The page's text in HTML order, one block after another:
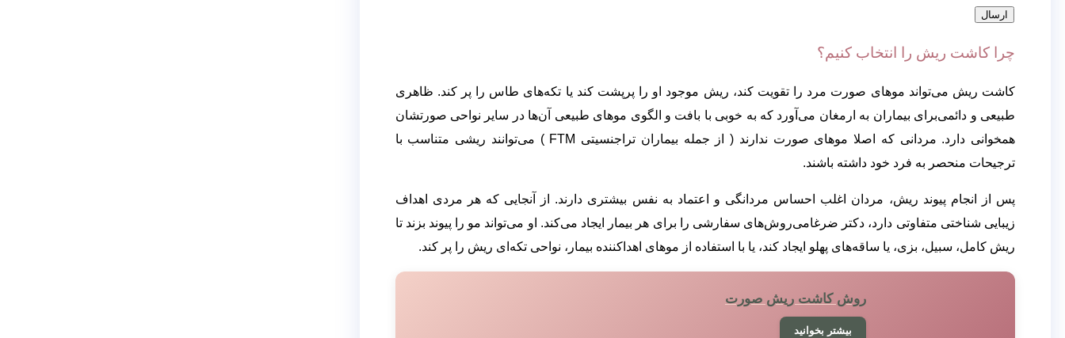
چرا کاشت ریش را انتخاب کنیم؟
کاشت ریش می‌تواند موهای صورت مرد را تقویت کند، ریش موجود او را پرپشت کند یا تکه‌های طاس را پر کند. ظاهری
طبیعی و دائمی‌برای بیماران به ارمغان می‌آورد که به خوبی با بافت و الگوی موهای طبیعی آن‌ها در سایر نواحی صورتشان
همخوانی دارد. مردانی که اصلا موهای صورت ندارند ( از جمله بیماران تراجنسیتی FTM ) می‌توانند ریشی متناسب با
ترجیحات منحصر به فرد خود داشته باشند.
پس از انجام پیوند ریش، مردان اغلب احساس مردانگی و اعتماد به نفس بیشتری دارند. از آنجایی که هر مردی اهداف
زیبایی شناختی متفاوتی دارد، دکتر ضرغامی‌روش‌های سفارشی را برای هر بیمار ایجاد می‌کند. او می‌تواند مو را پیوند بزند تا
ریش کامل، سبیل، بزی، یا ساقه‌های پهلو ایجاد کند، یا با استفاده از موهای اهداکننده بیمار، نواحی تکه‌ای ریش را پر کند.
روش کاشت ریش صورت
بیشتر بخوانید